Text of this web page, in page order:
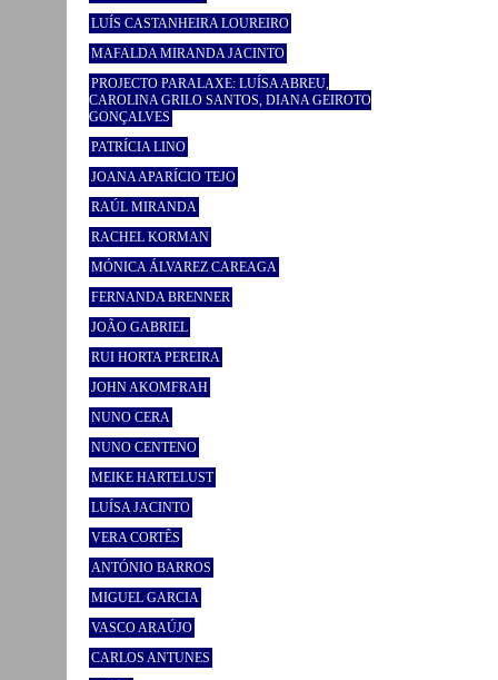
LUÍS CASTANHEIRA LOUREIRO
MAFALDA MIRANDA JACINTO
PROJECTO PARALAXE: LUÍSA ABREU,
CAROLINA GRILO SANTOS, DIANA GEIROTO
GONÇALVES
PATRÍCIA LINO
JOANA APARÍCIO TEJO
RAÚL MIRANDA
RACHEL KORMAN
MÓNICA ÁLVAREZ CAREAGA
FERNANDA BRENNER
JOÃO GABRIEL
RUI HORTA PEREIRA
JOHN AKOMFRAH
NUNO CERA
NUNO CENTENO
MEIKE HARTELUST
LUÍSA JACINTO
VERA CORTÊS
ANTÓNIO BARROS
MIGUEL GARCIA
VASCO ARAÚJO
CARLOS ANTUNES